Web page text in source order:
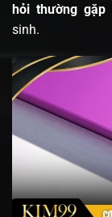
hỏi thường gặp
sinh.